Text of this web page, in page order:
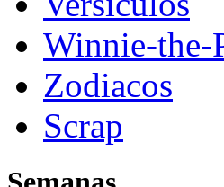
Winnie-the-
Zodiacos
Scrap